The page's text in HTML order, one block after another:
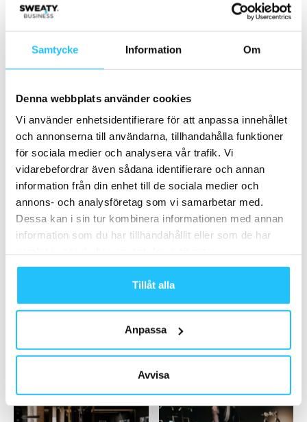
Samtycke Information Om
Denna webbplats använder cookies
Vi använder enhetsidentifierare för att anpassa innehållet
och annonserna till användarna, tillhandahålla funktioner
för sociala medier och analysera vår trafik. Vi
vidarebefordrar även sådana identifierare och annan
information från din enhet till de sociala medier och
annons- och analysföretag som vi samarbetar med.
Dessa kan i sin tur kombinera informationen med annan
information som du har tillhandahållit eller som de har
Tillåt alla
Anpassa
Avvisa
Eleiko förlänger partnerskap med IPF
2022-02-01
Fitness Brands samlar verksamheten i ny
miljöcertifierad anläggning i Västerås
2025-12-17
Podcast: Gymskolan – ”Så lyckas du med
kampanjer” – Pelle Sundströms...
2025-04-02
svenskar har minskat till följd...
Ladda fler
HETAST JUST NU